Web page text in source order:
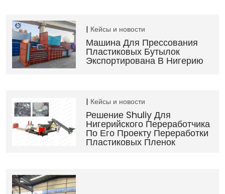
Кейсы и новости
Машина Для Прессования
Пластиковых Бутылок
Экспортирована В Нигерию
Кейсы и новости
Решение Shuliy Для
Нигерийского Переработчика
По Его Проекту Переработки
Пластиковых Пленок